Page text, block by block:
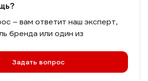
– вам ответит наш эксперт,
бренда или один из
Задать вопрос